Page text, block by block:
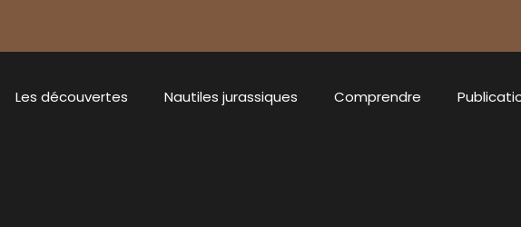
Les découvertes Nautiles jurassiques Comprendre